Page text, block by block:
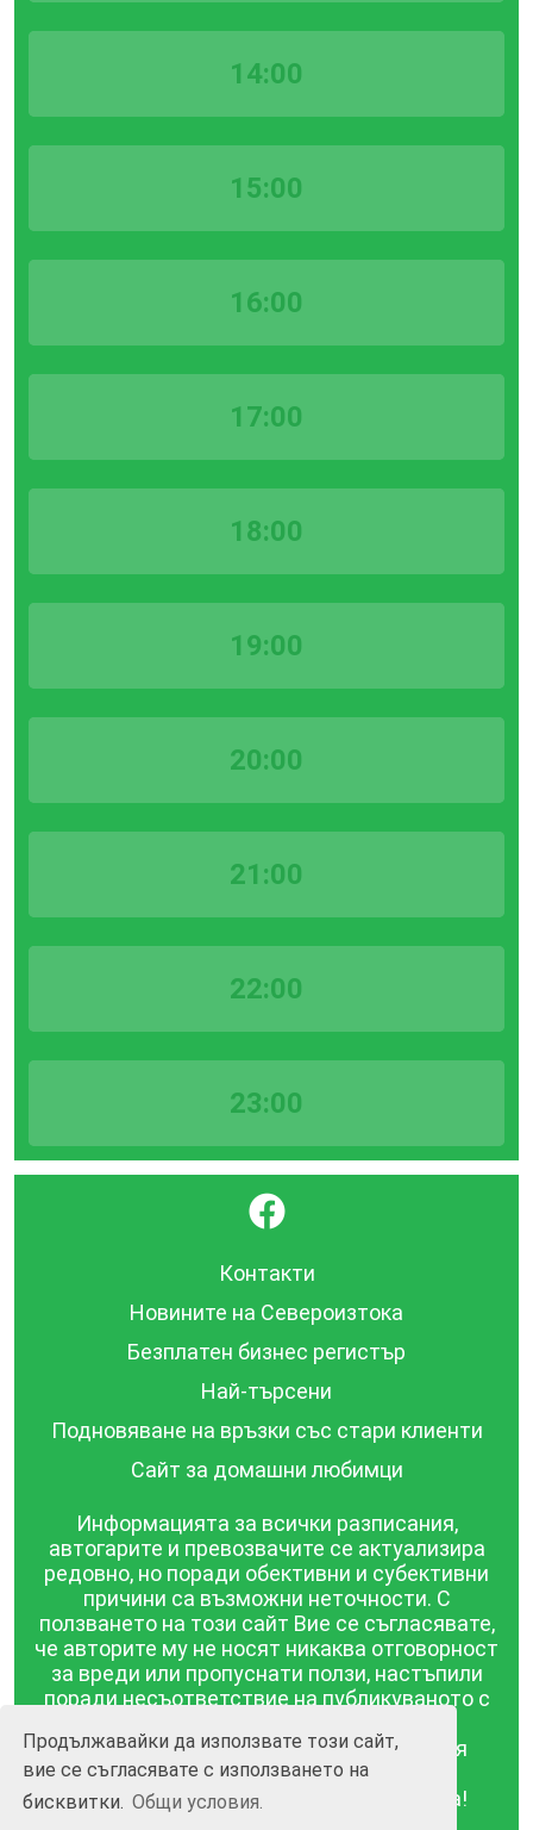
Продължавайки да използвате този сайт,
вие се съгласявате с използването на
бисквитки. Общи условия.
14:00
15:00
16:00
17:00
18:00
19:00
20:00
21:00
22:00
23:00
}
Контакти
Новините на Североизтока
Безплатен бизнес регистър
Най-търсени
Подновяване на връзки със стари клиенти
Сайт за домашни любимци
Информацията за всички разписания,
автогарите и превозвачите се актуализира
редовно, но поради обективни и субективни
причини са възможни неточности. С
ползването на този сайт Вие се съгласявате,
че авторите му не носят никаква отговорност
за вреди или пропуснати ползи, настъпили
поради несъответствие на публикуваното с
публикувана в този сайт се предоставя
такава каквато е, без гаранция за
съответствието ѝ с действителността!